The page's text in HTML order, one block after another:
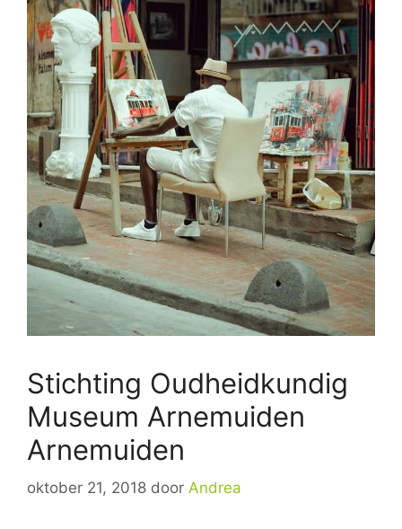
Stichting Oudheidkundig
Museum Arnemuiden
Arnemuiden
oktober 21, 2018 door Andrea